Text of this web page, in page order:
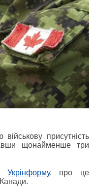
присутність
щонайменше три
Укрінформу, про це